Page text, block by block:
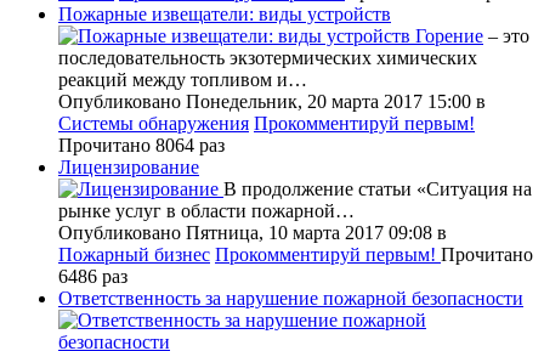
Пожарные извещатели: виды устройств
Горение – это
последовательность экзотермических химических
реакций между топливом и…
Опубликовано Понедельник, 20 марта 2017 15:00 в
Системы обнаружения Прокомментируй первым!
Прочитано 8064 раз
Лицензирование
В продолжение статьи «Ситуация на
рынке услуг в области пожарной…
Опубликовано Пятница, 10 марта 2017 09:08 в
Пожарный бизнес Прокомментируй первым! Прочитано
6486 раз
Ответственность за нарушение пожарной безопасности